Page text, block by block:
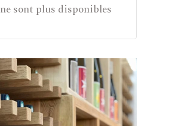
sont plus disponibles